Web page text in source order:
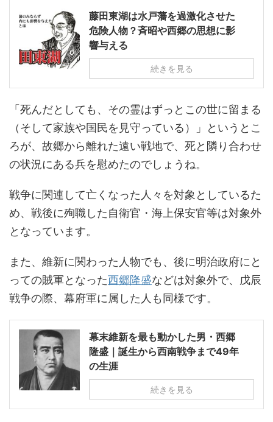
藤田東湖は水戸藩を過激化させた
危険人物？斉昭や西郷の思想に影
響与える
続きを見る
「死んだとしても、その霊はずっとこの世に留まる
（そして家族や国民を見守っている）」というとこ
ろが、故郷から離れた遠い戦地で、死と隣り合わせ
の状況にある兵を慰めたのでしょうね。
戦争に関連して亡くなった人々を対象としているた
め、戦後に殉職した自衛官・海上保安官等は対象外
となっています。
また、維新に関わった人物でも、後に明治政府にと
っての賊軍となった西郷隆盛などは対象外で、戊辰
戦争の際、幕府軍に属した人も同様です。
幕末維新を最も動かした男・西郷
隆盛｜誕生から西南戦争まで49年
の生涯
続きを見る